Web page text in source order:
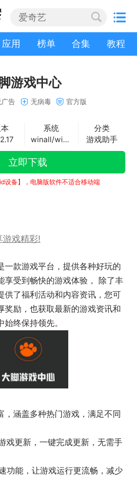
应用 榜单 合集 教程
游戏中心
广告 无病毒 官方版
系统
winall/win7/win10/win11
分类
游戏助手
立即下载
设备】，电脑版软件不适合移动端
游戏精彩!
款游戏平台，提供各种好玩的
享受到畅快的游戏体验， 除了丰
供了福利活动和内容资讯，您可
奖励，也获取最新的游戏资讯和
终保持领先。
涵盖多种热门游戏，满足不同
更新，一键完成更新，无需手
能，让游戏运行更流畅，减少